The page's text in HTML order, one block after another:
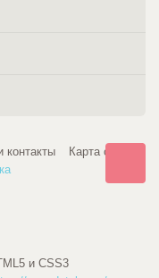
контакты Карта сайта
и CSS3